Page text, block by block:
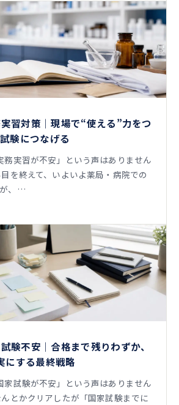
習対策｜現場で“使える”力をつ
験につなげる
務実習が不安」という声はありません
を終えて、いよいよ薬局・病院での
、…
験不安｜合格まで残りわずか、
にする最終戦略
家試験が不安」という声はありません
とかクリアしたが「国家試験までに